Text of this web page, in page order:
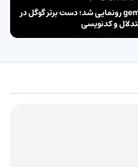
هوش مصنوعی gemini 3 رونمایی شد؛ دست برتر گوگل در
و کدنویسی